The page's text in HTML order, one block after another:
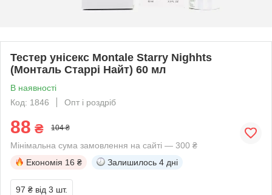
Тестер унісекс Montale Starry Nighhts
(Монталь Старрі Найт) 60 мл
В наявності
Код: 1846
Опт і роздріб
88 ₴ 104 ₴
Мінімальна сума замовлення на сайті — 300 ₴
Економія 16 ₴ Залишилось 4 дні
97 ₴ від 3 шт.